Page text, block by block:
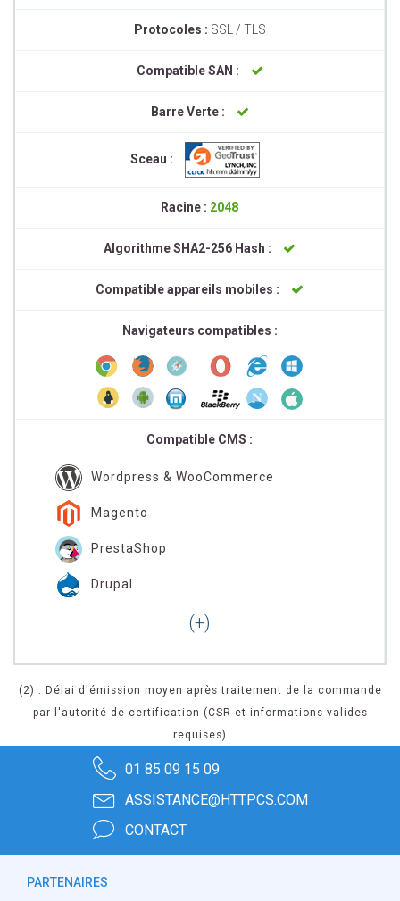
Protocoles : SSL / TLS
Compatible SAN :
Barre Verte :
Sceau :
Racine : 2048
Algorithme SHA2-256 Hash :
Compatible appareils mobiles :
Navigateurs compatibles :
Compatible CMS :
Wordpress & WooCommerce
Magento
PrestaShop
Drupal
(2) : Délai d'émission moyen après traitement de la commande
par l'autorité de certification (CSR et informations valides
requises)
01 85 09 15 09
ASSISTANCE@HTTPCS.COM
CONTACT
PARTENAIRES